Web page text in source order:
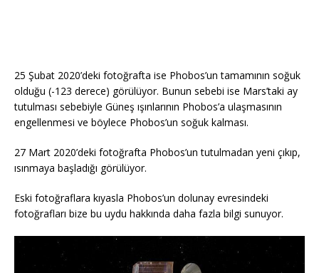
25 Şubat 2020’deki fotoğrafta ise Phobos’un tamamının soğuk
olduğu (-123 derece) görülüyor. Bunun sebebi ise Mars’taki ay
tutulması sebebiyle Güneş ışınlarının Phobos’a ulaşmasının
engellenmesi ve böylece Phobos’un soğuk kalması.
27 Mart 2020’deki fotoğrafta Phobos’un tutulmadan yeni çıkıp,
ısınmaya başladığı görülüyor.
Eski fotoğraflara kıyasla Phobos’un dolunay evresindeki
fotoğrafları bize bu uydu hakkında daha fazla bilgi sunuyor.